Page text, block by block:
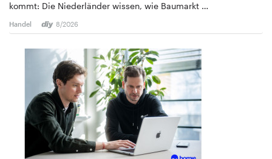
kommt: Die Niederländer wissen, wie Baumarkt …
Handel 8/2026